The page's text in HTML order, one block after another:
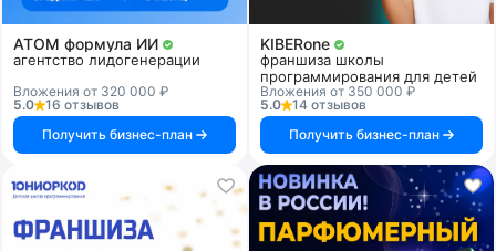
АТОМ формула ИИ
агентство лидогенерации
Вложения от 320 000 ₽
5.0
16 отзывов
Получить бизнес-план
KIBERone
франшиза школы
программирования для детей
Вложения от 350 000 ₽
5.0
14 отзывов
Получить бизнес-план